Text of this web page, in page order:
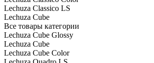
Lechuza Classico LS
Lechuza Cube
Все товары категории
Lechuza Cube Glossy
Lechuza Cube
Lechuza Cube Color